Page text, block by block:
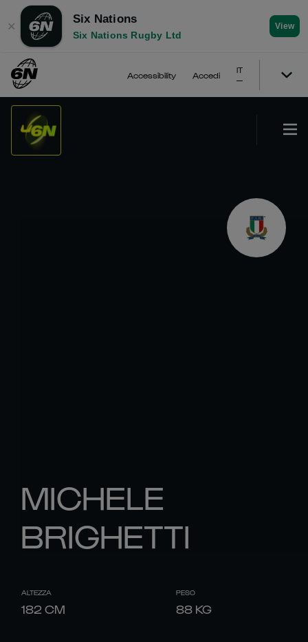
✕
Six Nations
Six Nations Rugby Ltd
View
Accessibility Accedi
IT
MICHELE
BRIGHETTI
ALTEZZA
182 CM
PESO
88 KG